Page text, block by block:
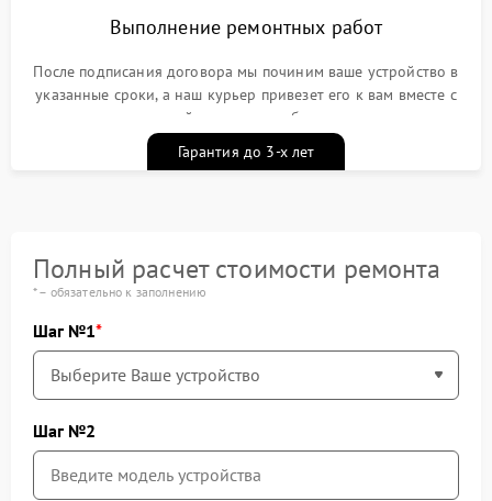
Выполнение ремонтных работ
После подписания договора мы починим ваше устройство в
указанные сроки, а наш курьер привезет его к вам вместе с
гарантийным талоном бесплатно
Гарантия до 3-х лет
Полный расчет стоимости ремонта
* – обязательно к заполнению
Шаг №1
Шаг №2